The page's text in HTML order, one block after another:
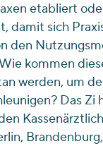
etabliert
damit sich
den
kommen
werden, um
Das Zi